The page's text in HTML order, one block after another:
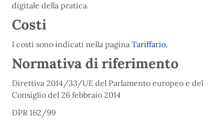
digitale della pratica.
Costi
I costi sono indicati nella pagina Tariffario.
Normativa di riferimento
Direttiva 2014/33/UE del Parlamento europeo e del
Consiglio del 26 febbraio 2014
DPR 162/99